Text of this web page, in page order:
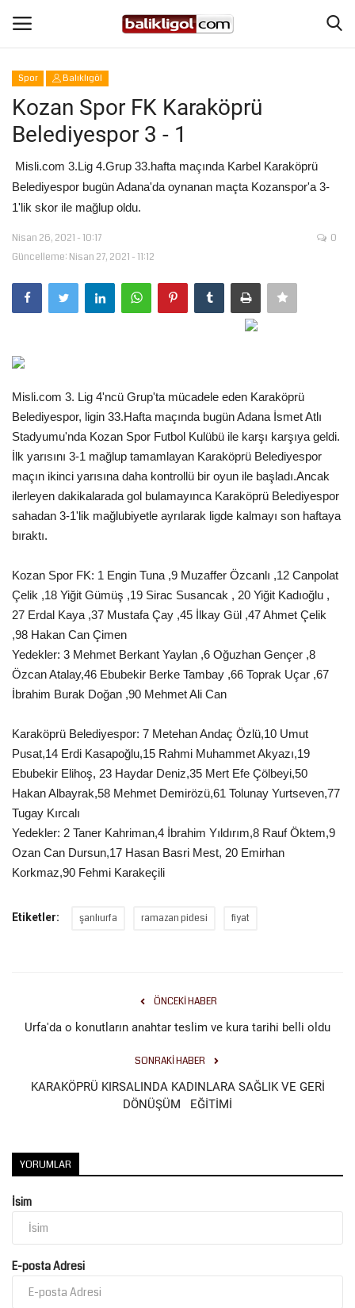
Giriş Yap
Anasayfa
Köşe Yazıları
Şanlıurfa
Eğitim
Tekno Bilim
Ekonomi
Siyaset
Galeriler
Yaşam
Künye
Sağlık
Kültür Sanat
Spor Balıklıgöl
Kozan Spor FK Karaköprü
Belediyespor 3 - 1
Misli.com 3.Lig 4.Grup 33.hafta maçında Karbel Karaköprü
Belediyespor bugün Adana'da oynanan maçta Kozanspor'a 3-
1'lik skor ile mağlup oldu.
Nisan 26, 2021 - 10:17
Güncelleme: Nisan 27, 2021 - 11:12
0
Misli.com 3. Lig 4'ncü Grup'ta mücadele eden Karaköprü
Belediyespor, ligin 33.Hafta maçında bugün Adana İsmet Atlı
Stadyumu'nda Kozan Spor Futbol Kulübü ile karşı karşıya geldi.
İlk yarısını 3-1 mağlup tamamlayan Karaköprü Belediyespor
maçın ikinci yarısına daha kontrollü bir oyun ile başladı.Ancak
ilerleyen dakikalarada gol bulamayınca Karaköprü Belediyespor
sahadan 3-1'lik mağlubiyetle ayrılarak ligde kalmayı son haftaya
bıraktı.
Kozan Spor FK: 1 Engin Tuna ,9 Muzaffer Özcanlı ,12 Canpolat
Çelik ,18 Yiğit Gümüş ,19 Sirac Susancak , 20 Yiğit Kadıoğlu ,
27 Erdal Kaya ,37 Mustafa Çay ,45 İlkay Gül ,47 Ahmet Çelik
,98 Hakan Can Çimen
Yedekler: 3 Mehmet Berkant Yaylan ,6 Oğuzhan Gençer ,8
Özcan Atalay,46 Ebubekir Berke Tambay ,66 Toprak Uçar ,67
İbrahim Burak Doğan ,90 Mehmet Ali Can
Karaköprü Belediyespor: 7 Metehan Andaç Özlü,10 Umut
Pusat,14 Erdi Kasapoğlu,15 Rahmi Muhammet Akyazı,19
Ebubekir Elihoş, 23 Haydar Deniz,35 Mert Efe Çölbeyi,50
Hakan Albayrak,58 Mehmet Demirözü,61 Tolunay Yurtseven,77
Tugay Kırcalı
Yedekler: 2 Taner Kahriman,4 İbrahim Yıldırım,8 Rauf Öktem,9
Ozan Can Dursun,17 Hasan Basri Mest, 20 Emirhan
Korkmaz,90 Fehmi Karakeçili
Etiketler: şanlıurfa ramazan pidesi fiyat
ÖNCEKI HABER
Urfa'da o konutların anahtar teslim ve kura tarihi belli oldu
SONRAKI HABER
KARAKÖPRÜ KIRSALINDA KADINLARA SAĞLIK VE GERİ
DÖNÜŞÜM EĞİTİMİ
YORUMLAR
İsim
E-posta Adresi